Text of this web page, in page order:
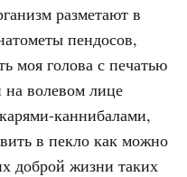
разметают в
пендосов,
моя голова с печатью
на волевом лице
каннибалами,
в пекло как можно
доброй жизни таких